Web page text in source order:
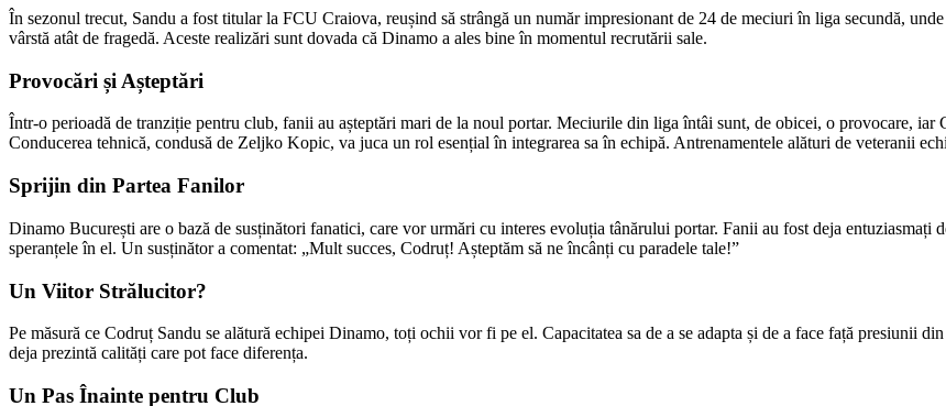
În sezonul trecut, Sandu a fost titular la FCU Craiova, reușind să strângă un număr impresionant de 24 de meciuri în liga secundă,
vârstă atât de fragedă. Aceste realizări sunt dovada că Dinamo a ales bine în momentul recrutării sale.
Provocări și Așteptări
Într-o perioadă de tranziție pentru club, fanii au așteptări mari de la noul portar. Meciurile din liga întâi sunt, de obicei, o provocare, iar
Conducerea tehnică, condusă de Zeljko Kopic, va juca un rol esențial în integrarea sa în echipă. Antrenamentele alături de veteranii
Sprijin din Partea Fanilor
Dinamo București are o bază de susținători fanatici, care vor urmări cu interes evoluția tânărului portar. Fanii au fost deja entuziasmați
speranțele în el. Un susținător a comentat: „Mult succes, Codruț! Așteptăm să ne încânți cu paradele tale!”
Un Viitor Strălucitor?
Pe măsură ce Codruț Sandu se alătură echipei Dinamo, toți ochii vor fi pe el. Capacitatea sa de a se adapta și de a face față presiunii
deja prezintă calități care pot face diferența.
Un Pas Înainte pentru Club